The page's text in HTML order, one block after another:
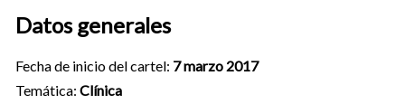
Datos generales
Fecha de inicio del cartel: 7 marzo 2017
Temática: Clínica